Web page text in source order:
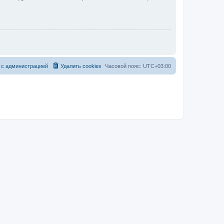
Часовой пояс: UTC+03:00
Удалить cookies
администрацией